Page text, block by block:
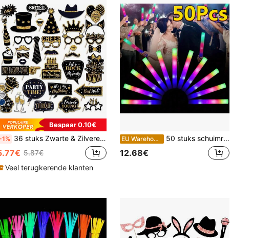
5
Bespaar 0.10€
1% 36 stuks Zwarte & Zilveren Verjaardagsfotokabine Requisieten, Zwarte & Gouden Verjaardagsfeest Decoraties Voor Vrouwen En Mannen
5.87€
Veel terugkerende klanten
EU Warehouse 50 stuks schuimrubberen glowsticks, LED-glowsticks, geschikt voor feestdecoraties, kleurrijke knipperende glowsticks, te gebruiken voor Kerstmis, bruiloften, verjaardagsconcerten, festivals, oudejaarsavond, afstudeerfeesten en Halloween.
12.68€